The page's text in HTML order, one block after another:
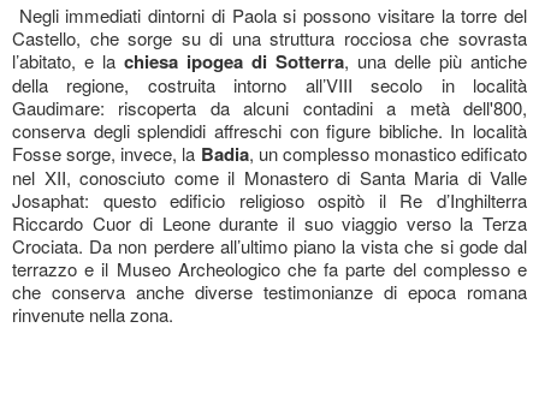
Negli immediati dintorni di Paola si possono visitare la torre del
Castello, che sorge su di una struttura rocciosa che sovrasta
l’abitato, e la chiesa ipogea di Sotterra, una delle più antiche
della regione, costruita intorno all’VIII secolo in località
Gaudimare: riscoperta da alcuni contadini a metà dell'800,
conserva degli splendidi affreschi con figure bibliche. In località
Fosse sorge, invece, la Badia, un complesso monastico edificato
nel XII, conosciuto come il Monastero di Santa Maria di Valle
Josaphat: questo edificio religioso ospitò il Re d’Inghilterra
Riccardo Cuor di Leone durante il suo viaggio verso la Terza
Crociata. Da non perdere all’ultimo piano la vista che si gode dal
terrazzo e il Museo Archeologico che fa parte del complesso e
che conserva anche diverse testimonianze di epoca romana
rinvenute nella zona.